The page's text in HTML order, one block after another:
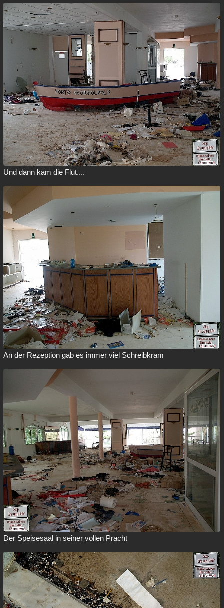
Und dann kam die Flut....
An der Rezeption gab es immer viel Schreibkram
Der Speisesaal in seiner vollen Pracht